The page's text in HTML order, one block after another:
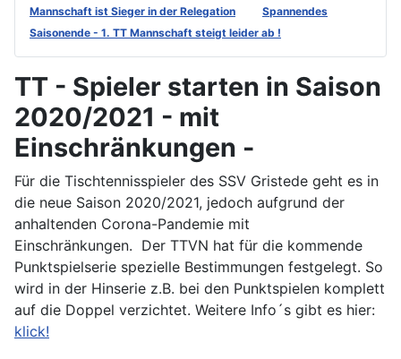
Mannschaft ist Sieger in der Relegation
Spannendes
Saisonende - 1. TT Mannschaft steigt leider ab !
TT - Spieler starten in Saison
2020/2021 - mit
Einschränkungen -
Für die Tischtennisspieler des SSV Gristede geht es in
die neue Saison 2020/2021, jedoch aufgrund der
anhaltenden Corona-Pandemie mit
Einschränkungen. Der TTVN hat für die kommende
Punktspielserie spezielle Bestimmungen festgelegt. So
wird in der Hinserie z.B. bei den Punktspielen komplett
auf die Doppel verzichtet. Weitere Info´s gibt es hier:
klick!